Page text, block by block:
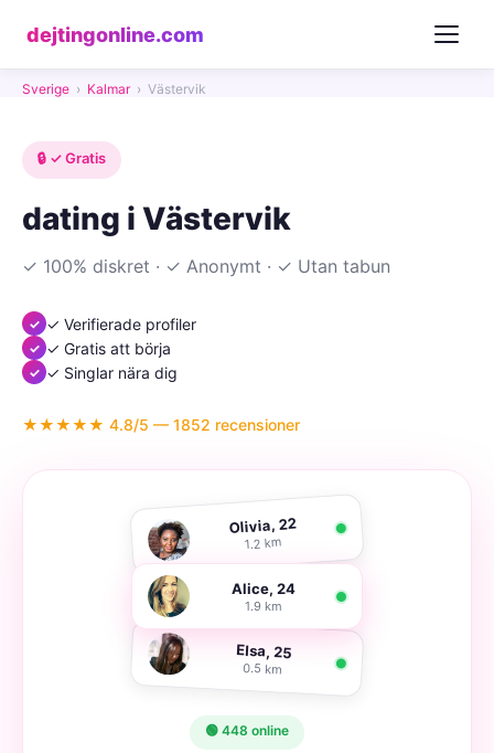
dejtingonline.com
Sverige › Kalmar › Västervik
🔒 ✓ Gratis
dating i Västervik
✓ 100% diskret · ✓ Anonymt · ✓ Utan tabun
✓ Verifierade profiler
✓ Gratis att börja
✓ Singlar nära dig
★★★★★ 4.8/5 — 1852 recensioner
Olivia, 22
1.2 km
Alice, 24
1.9 km
Elsa, 25
0.5 km
🟢 448 online